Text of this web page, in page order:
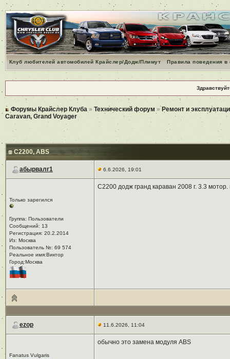
Клуб любителей автомобилей Крайслер/Додж/Плимут Правила поведения
Форумы Крайслер Клуба » Технический форум »Ремонт и
Caravan, Grand Voyager
C2200, ABS
абырвалг1 6.6.2026, 19:01
Только зарегился
Группа: Пользователи
Сообщений: 13
Регистрация: 20.2.2014
Из: Москва
Пользователь №: 69 574
Реальное имя:Виктор
Город:Москва
C2200 додж гранд караван 2008 г. 3.3
ezop 11.6.2026, 11:04
Fanatus Vulgaris
обычно это замена модуля ABS